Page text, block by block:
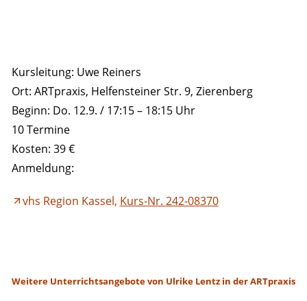
Kursleitung: Uwe Reiners
Ort: ARTpraxis, Helfensteiner Str. 9, Zierenberg
Beginn: Do. 12.9. / 17:15 – 18:15 Uhr
10 Termine
Kosten: 39 €
Anmeldung:
vhs Region Kassel, Kurs-Nr. 242-08370
Weitere Unterrichtsangebote von Ulrike Lentz in der ARTpraxis